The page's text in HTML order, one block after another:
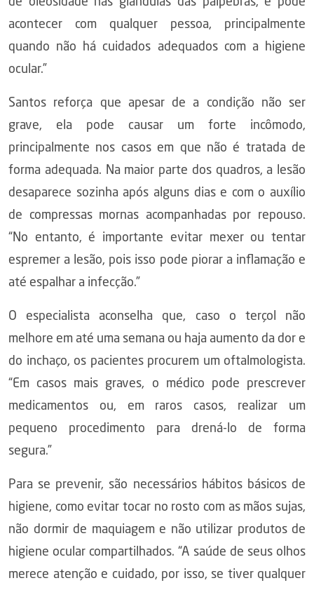
acontecer com qualquer pessoa, principalmente
quando não há cuidados adequados com a higiene
ocular.”
Santos reforça que apesar de a condição não ser
grave, ela pode causar um forte incômodo,
principalmente nos casos em que não é tratada de
forma adequada. Na maior parte dos quadros, a lesão
desaparece sozinha após alguns dias e com o auxílio
de compressas mornas acompanhadas por repouso.
“No entanto, é importante evitar mexer ou tentar
espremer a lesão, pois isso pode piorar a inflamação e
até espalhar a infecção.”
O especialista aconselha que, caso o terçol não
melhore em até uma semana ou haja aumento da dor e
do inchaço, os pacientes procurem um oftalmologista.
“Em casos mais graves, o médico pode prescrever
medicamentos ou, em raros casos, realizar um
pequeno procedimento para drená-lo de forma
segura.”
Para se prevenir, são necessários hábitos básicos de
higiene, como evitar tocar no rosto com as mãos sujas,
não dormir de maquiagem e não utilizar produtos de
higiene ocular compartilhados. “A saúde de seus olhos
merece atenção e cuidado, por isso, se tiver qualquer